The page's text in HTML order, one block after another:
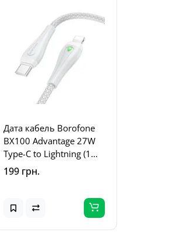
Дата кабель Borofone
BX100 Advantage 27W
Type-C to Lightning (1m)
Gray
199 грн.